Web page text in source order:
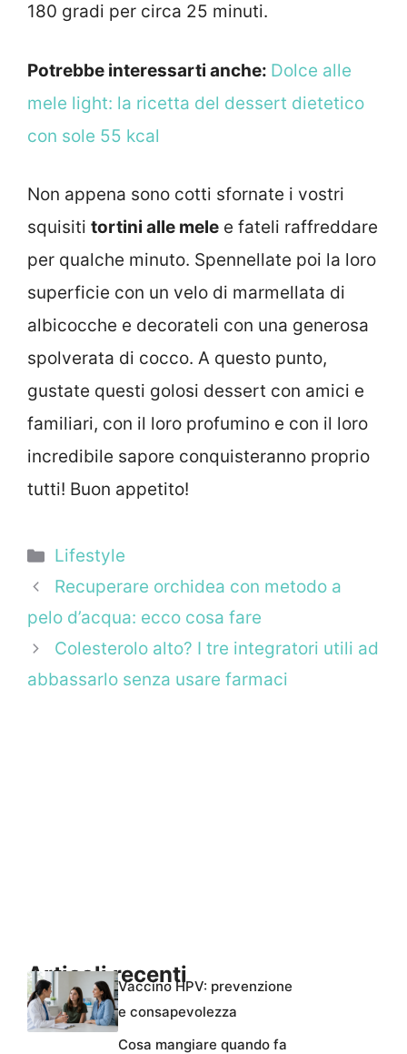
180 gradi per circa 25 minuti.
Potrebbe interessarti anche: Dolce alle
mele light: la ricetta del dessert dietetico
con sole 55 kcal
Non appena sono cotti sfornate i vostri
squisiti tortini alle mele e fateli raffreddare
per qualche minuto. Spennellate poi la loro
superficie con un velo di marmellata di
albicocche e decorateli con una generosa
spolverata di cocco. A questo punto,
gustate questi golosi dessert con amici e
familiari, con il loro profumino e con il loro
incredibile sapore conquisteranno proprio
tutti! Buon appetito!
Categorie
Lifestyle
Recuperare orchidea con metodo a
pelo d’acqua: ecco cosa fare
Colesterolo alto? I tre integratori utili ad
abbassarlo senza usare farmaci
Articoli recentiVaccino HPV: prevenzione
e consapevolezza
Cosa mangiare quando fa